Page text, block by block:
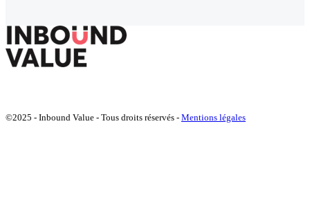
©2025 - Inbound Value - Tous droits réservés - Mentions légales